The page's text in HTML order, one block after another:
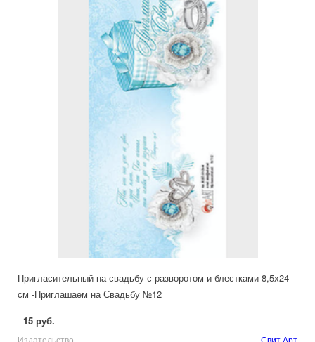
Пригласительный на свадьбу с разворотом и блестками 8,5х24
см -Приглашаем на Свадьбу №12
15 руб.